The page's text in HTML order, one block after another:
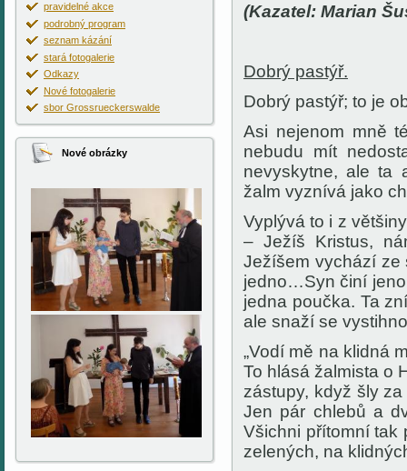
pravidelné akce
podrobný program
seznam kázání
stará fotogalerie
Odkazy
Nové fotogalerie
sbor Grossrueckerswalde
Nové obrázky
(Kazatel: Marian
Dobrý pastýř.
Dobrý pastýř; to je
Asi nejenom mně
nebudu mít
nevyskytne, ale ta
žalm vyznívá jako
Vyplývá to i z
– Ježíš Kristus,
Ježíšem vychází ze
jedno…Syn činí
jedna poučka. Ta
ale snaží se
„Vodí mě na klidná
To hlásá žalmista o
zástupy, když šly
Jen pár chlebů a
Všichni přítomní tak
zelených, na